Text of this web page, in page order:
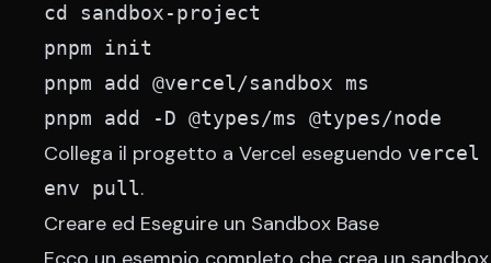
cd sandbox-project
pnpm init
pnpm add @vercel/sandbox ms
pnpm add -D @types/ms @types/node
Collega il progetto a Vercel eseguendo
env pull.
Creare ed Eseguire un Sandbox Base